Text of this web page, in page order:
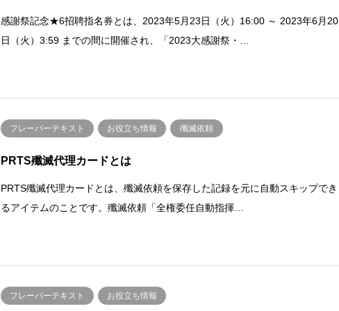
感謝祭記念★6招聘指名券とは、2023年5月23日（火）16:00 ～ 2023年6月20
日（火）3:59 までの間に開催され、「2023大感謝祭・…
フレーバーテキスト お役立ち情報 殲滅依頼
PRTS殲滅代理カードとは
PRTS殲滅代理カードとは、殲滅依頼を保存した記録を元に自動スキップでき
るアイテムのことです。殲滅依頼「全権委任自動指揮…
フレーバーテキスト お役立ち情報